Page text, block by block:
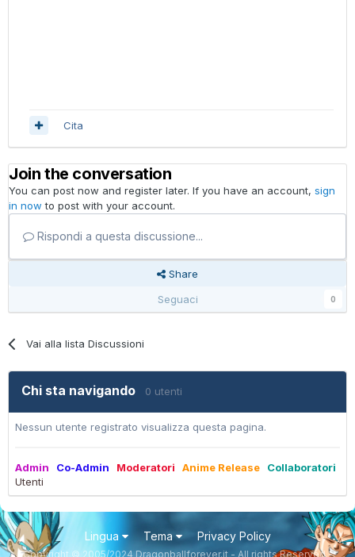
Cita
Join the conversation
You can post now and register later. If you have an account, sign
in now to post with your account.
Rispondi a questa discussione...
Share
Seguaci
0
Vai alla lista Discussioni
Chi sta navigando 0 utenti
Nessun utente registrato visualizza questa pagina.
Admin Co-Admin Moderatori Anime Release
Collaboratori
Utenti
Lingua Tema Privacy Policy
Copyright © 2005/2024 Dragonballforever.it - All rights Reserved -